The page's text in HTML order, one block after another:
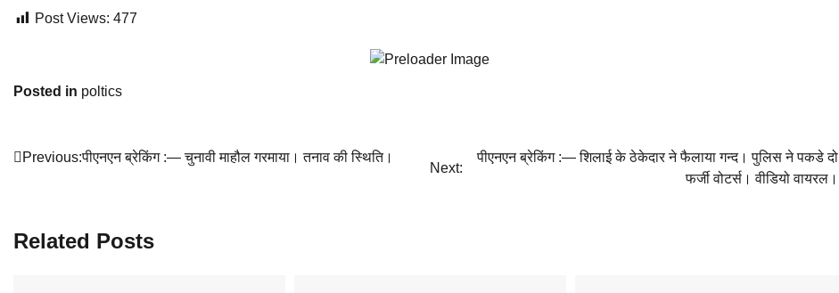
Post Views: 477
Posted in poltics
Post
Previous:पीएनएन ब्रेकिंग :— चुनावी माहौल गरमाया। तनाव की स्थिति।
Next:
पीएनएन ब्रेकिंग :— शिलाई के ठेकेदार ने फैलाया गन्द। पुलिस ने पकडे दो
फर्जी वोटर्स। वीडियो वायरल।
Related Posts